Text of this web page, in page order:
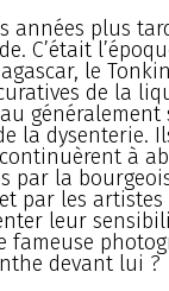
années plus
C’était
le
de la
généralement
la dysenterie.
à
par la
par les artistes
leur
fameuse
devant lui ?